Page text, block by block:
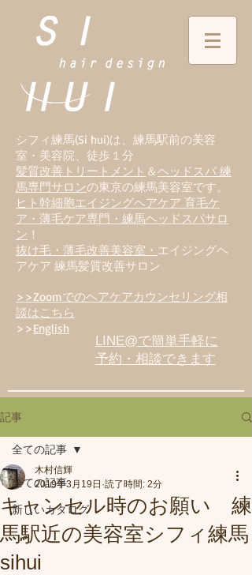
シフィ練馬(Si hui)は、 練馬駅前の美容
室・美容院、徒歩１分
髪質改善トリートメント ＆ヘッドスパ 練
馬専門サロンの東京の練馬美容室です。
ヒト幹細胞エイジングヘアケア 育毛ケ
ア・薄毛ケア専門・練馬ヘッドスパサロ
ン ！
抜け毛・薄毛改善美容室・ エイジングヘ
アケア 練馬髪質改善サロン
>>Zoomでのヘアケアカウンセリング相
談はこちら
>>English
LINE@で簡単手軽に
予約・相談できます
記事
全ての記事
新しいカタログ
全ての記事
キャンセル時のお願い 練
馬駅近の美容室シフィ練馬
sihui
木村信輝
2019年3月19日 読了時間: 2分